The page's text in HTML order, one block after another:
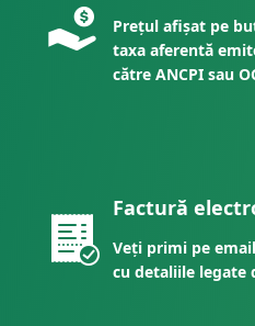
Prețul afișat pe
taxa aferentă
către ANCPI sau
Factură
Veți primi pe
cu detaliile legate